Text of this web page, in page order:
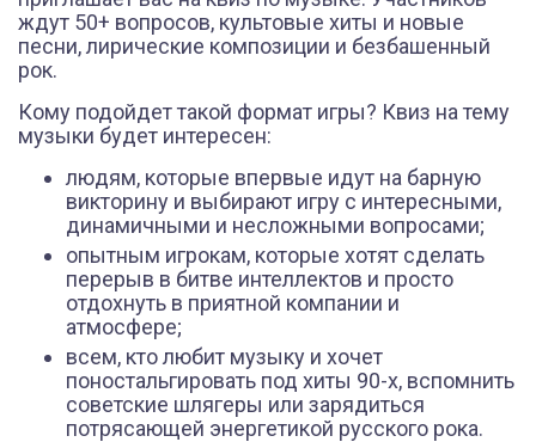
ждут 50+ вопросов, культовые хиты и новые
песни, лирические композиции и безбашенный
рок.
Кому подойдет такой формат игры? Квиз на тему
музыки будет интересен:
людям, которые впервые идут на барную
викторину и выбирают игру с интересными,
динамичными и несложными вопросами;
опытным игрокам, которые хотят сделать
перерыв в битве интеллектов и просто
отдохнуть в приятной компании и
атмосфере;
всем, кто любит музыку и хочет
поностальгировать под хиты 90-х, вспомнить
советские шлягеры или зарядиться
потрясающей энергетикой русского рока.